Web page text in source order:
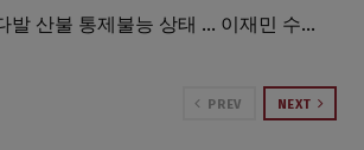
워싱턴주 동시다발 산불 통제불능 상태 … 이재민 수십만명
PREV NEXT